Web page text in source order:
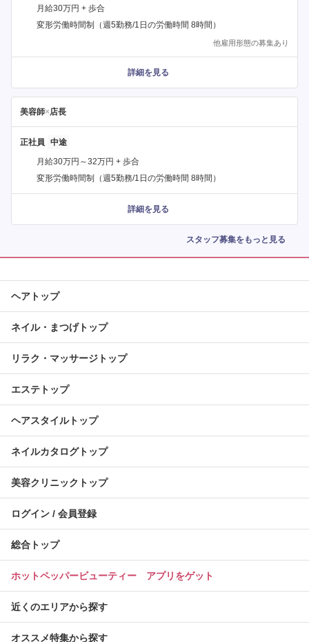
月給30万円 + 歩合
変形労働時間制（週5勤務/1日の労働時間 8時間）
他雇用形態の募集あり
詳細を見る
美容師×店長
正社員
月給30万円～32万円 + 歩合
変形労働時間制（週5勤務/1日の労働時間 8時間）
詳細を見る
スタッフ募集をもっと見る
ヘアトップ
ネイル・まつげトップ
リラク・マッサージトップ
エステトップ
ヘアスタイルトップ
ネイルカタログトップ
美容クリニックトップ
ログイン / 会員登録
総合トップ
ホットペッパービューティー アプリをゲット
近くのエリアから探す
オススメ特集から探す